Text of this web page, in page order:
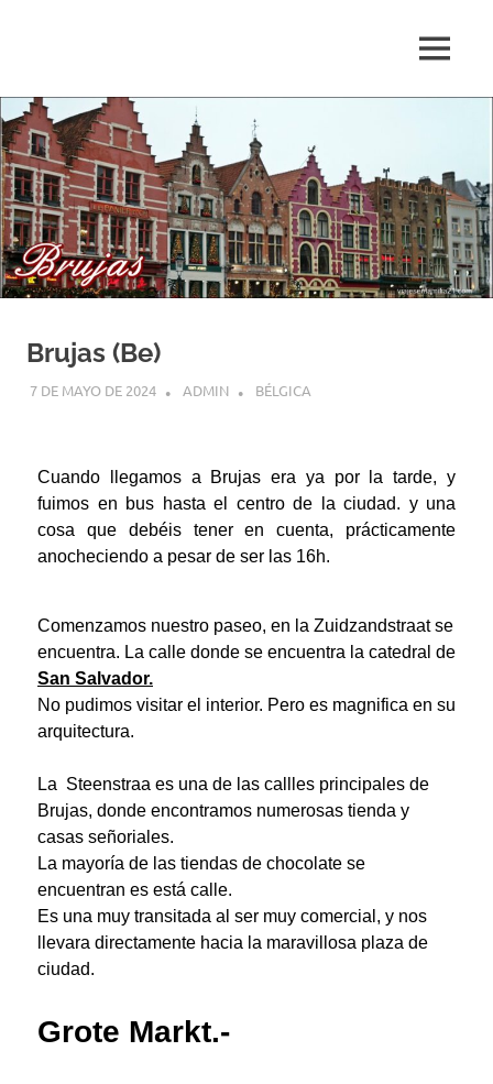
de
relatos
de
viajes
personales
Brujas (Be)
7 DE MAYO DE 2024 ADMIN BÉLGICA
Cuando llegamos a Brujas era ya por la tarde, y
fuimos en bus hasta el centro de la ciudad. y una
cosa que debéis tener en cuenta, prácticamente
anocheciendo a pesar de ser las 16h.
Comenzamos nuestro paseo, en la Zuidzandstraat se
encuentra. La calle donde se encuentra la catedral de
San Salvador.
No pudimos visitar el interior. Pero es magnifica en su
arquitectura.
La Steenstraa es una de las callles principales de
Brujas, donde encontramos numerosas tienda y
casas señoriales.
La mayoría de las tiendas de chocolate se
encuentran es está calle.
Es una muy transitada al ser muy comercial, y nos
llevara directamente hacia la maravillosa plaza de
ciudad.
Grote Markt.-